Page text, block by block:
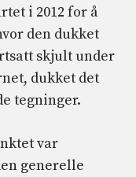
i 2012 for å
den dukket
skjult under
dukket det
tegninger.
var
generelle